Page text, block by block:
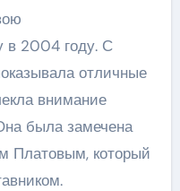
в 2004 году. С
отличные
внимание
была замечена
Платовым, который